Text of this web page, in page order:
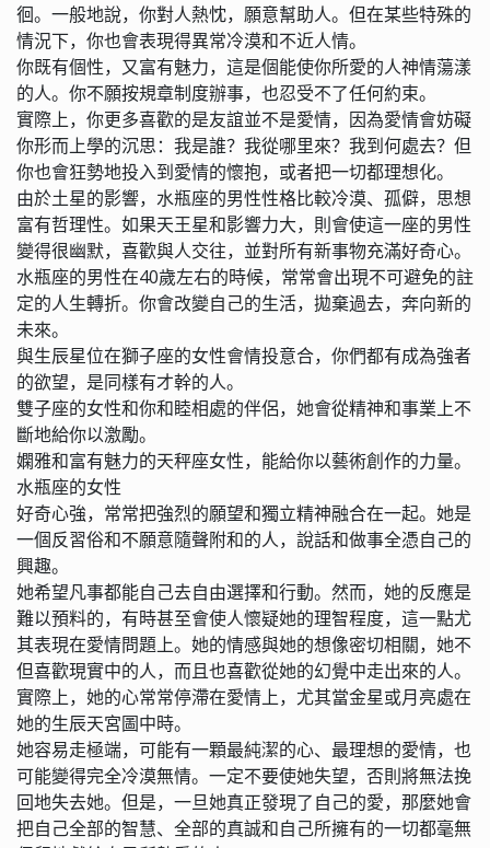
徊。一般地說，你對人熱忱，願意幫助人。但在某些特殊的
情況下，你也會表現得異常冷漠和不近人情。
你既有個性，又富有魅力，這是個能使你所愛的人神情蕩漾
的人。你不願按規章制度辦事，也忍受不了任何約束。
實際上，你更多喜歡的是友誼並不是愛情，因為愛情會妨礙
你形而上學的沉思：我是誰？我從哪里來？我到何處去？但
你也會狂勢地投入到愛情的懷抱，或者把一切都理想化。
由於土星的影響，水瓶座的男性性格比較冷漠、孤僻，思想
富有哲理性。如果天王星和影響力大，則會使這一座的男性
變得很幽默，喜歡與人交往，並對所有新事物充滿好奇心。
水瓶座的男性在40歲左右的時候，常常會出現不可避免的註
定的人生轉折。你會改變自己的生活，拋棄過去，奔向新的
未來。
與生辰星位在獅子座的女性會情投意合，你們都有成為強者
的欲望，是同樣有才幹的人。
雙子座的女性和你和睦相處的伴侶，她會從精神和事業上不
斷地給你以激勵。
嫻雅和富有魅力的天秤座女性，能給你以藝術創作的力量。
水瓶座的女性
好奇心強，常常把強烈的願望和獨立精神融合在一起。她是
一個反習俗和不願意隨聲附和的人，說話和做事全憑自己的
興趣。
她希望凡事都能自己去自由選擇和行動。然而，她的反應是
難以預料的，有時甚至會使人懷疑她的理智程度，這一點尤
其表現在愛情問題上。她的情感與她的想像密切相關，她不
但喜歡現實中的人，而且也喜歡從她的幻覺中走出來的人。
實際上，她的心常常停滯在愛情上，尤其當金星或月亮處在
她的生辰天宮圖中時。
她容易走極端，可能有一顆最純潔的心、最理想的愛情，也
可能變得完全冷漠無情。一定不要使她失望，否則將無法挽
回地失去她。但是，一旦她真正發現了自己的愛，那麼她會
把自己全部的智慧、全部的真誠和自己所擁有的一切都毫無